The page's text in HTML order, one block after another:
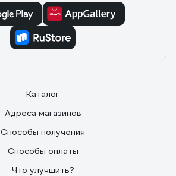
Каталог
Адреса магазинов
Способы получения
Способы оплаты
Что улучшить?